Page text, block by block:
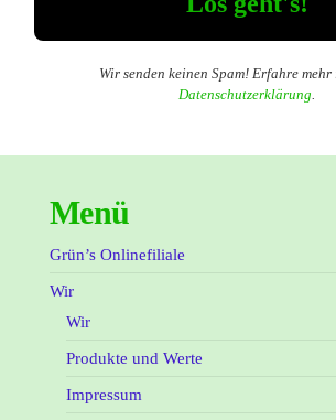
Wir senden keinen Spam! Erfahre
Datenschutzerklärung
Menü
Grün’s Onlinefiliale
Wir
Wir
Produkte und Werte
Impressum